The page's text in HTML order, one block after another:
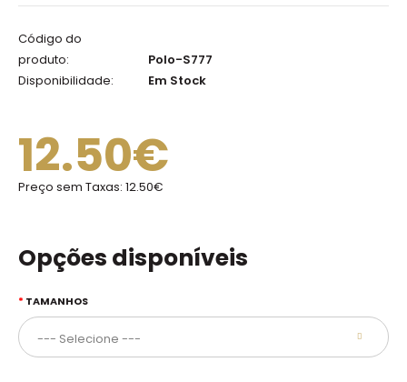
Código do
produto:
Polo-S777
Disponibilidade:
Em Stock
12.50€
Preço sem Taxas: 12.50€
Opções disponíveis
TAMANHOS